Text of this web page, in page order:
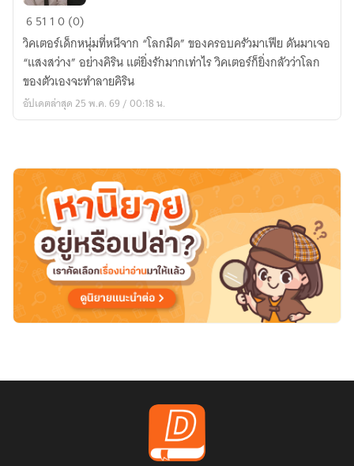
SUNSHINE
OF
VICTOR
651 10 (0)
วิคเตอร์เด็กหนุ่มที่หนีจาก “โลกมืด” ของครอบครัวมาเฟีย ดันมาเจอ
“แสงสว่าง” อย่างคิริน แต่ยิ่งรักมากเท่าไร วิคเตอร์ก็ยิ่งกลัวว่าโลก
ของตัวเองจะทำลายคิริน
อัปเดตล่าสุด 25 พ.ค. 69 / 00:18 น.